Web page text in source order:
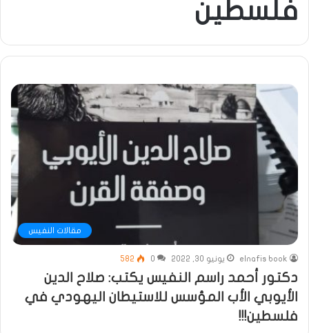
فلسطين
مقالات النفيس
elnafis book يونيو 30, 2022 0
582
دكتور أحمد راسم النفيس يكتب: صلاح الدين
الأيوبي الأب المؤسس للاستيطان اليهودي في
فلسطين!!!